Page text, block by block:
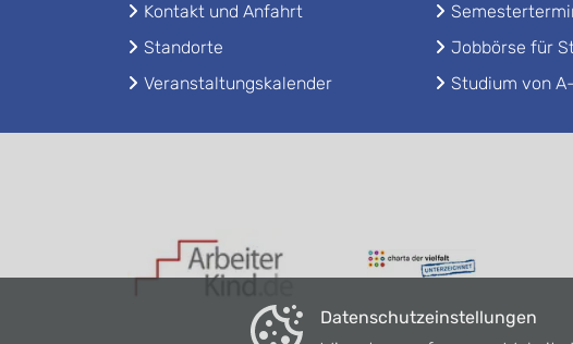
Kontakt und Anfahrt
Standorte
Veranstaltungskalender
Jobbörse für
Studium von
Datenschutzeinstellungen